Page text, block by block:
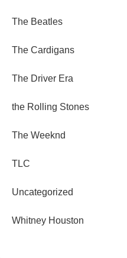
The Beatles
The Cardigans
The Driver Era
the Rolling Stones
The Weeknd
TLC
Uncategorized
Whitney Houston